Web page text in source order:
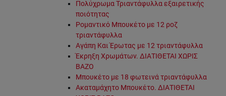
Πολύχρωμα Τριαντάφυλλα εξαιρετικής
ποιότητας
Ρομαντικό Μπουκέτο με 12 ροζ
τριαντάφυλλα
Αγάπη Και Έρωτας με 12 τριαντάφυλλα
Έκρηξη Χρωμάτων. ΔΙΑΤΙΘΕΤΑΙ ΧΩΡΙΣ
ΒΑΖΟ
Μπουκέτο με 18 φωτεινά τριαντάφυλλα
Ακαταμάχητο Μπουκέτο. ΔΙΑΤΙΘΕΤΑΙ